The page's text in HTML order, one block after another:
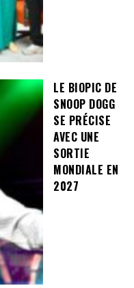
LE BIOPIC DE
SNOOP DOGG
SE PRÉCISE
AVEC UNE
SORTIE
MONDIALE EN
2027